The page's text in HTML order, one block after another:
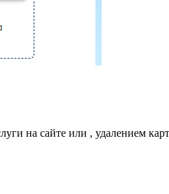
на сайте или , удалением